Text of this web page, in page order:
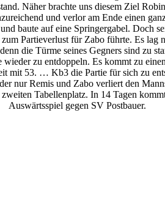
Näher brachte uns diesem Ziel
und verlor am Ende einen
baute auf eine Springergabel. Doch
Partieverlust für Zabo führte. Es lag
die Türme seines Gegners sind zu
zu entdoppeln. Es kommt zu
mit 53. … Kb3 die Partie für sich zu
nur Remis und Zabo verliert den
Tabellenplatz. In 14 Tagen
Auswärtsspiel gegen SV Postbauer.